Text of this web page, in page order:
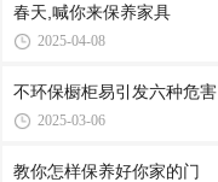
春天,喊你来保养家具
2025-04-08
不环保橱柜易引发六种危害
2025-03-06
教你怎样保养好你家的门